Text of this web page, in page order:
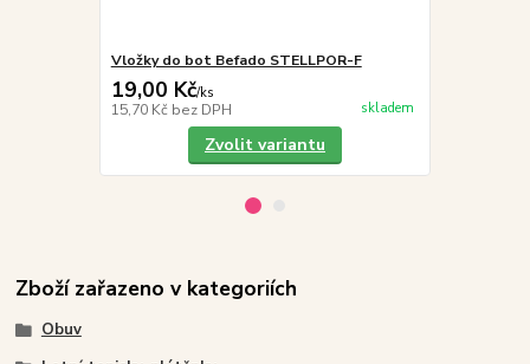
Vložky do bot Befado STELLPOR-F
19,00 Kč/ks
15,70 Kč bez DPH skladem
Zvolit variantu
Zboží zařazeno v kategoriích
Obuv